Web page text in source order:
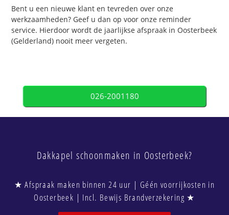
Bent u een nieuwe klant en tevreden over onze
werkzaamheden? Geef u dan op voor onze reminder
service. Hierdoor wordt de jaarlijkse afspraak in Oosterbeek
(Gelderland) nooit meer vergeten.
026-2001180
Dakkapel schoonmaken in Oosterbeek?
★ Afspraak maken binnen 24 uur | Géén voorrijkosten in
Oosterbeek | Incl. Bewijs Brandverzekering ★